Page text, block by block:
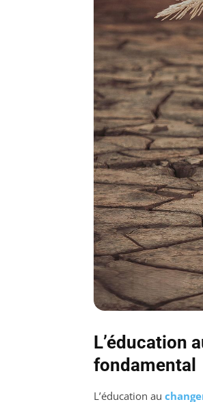
L’éducation
fondamental
L’éducation au